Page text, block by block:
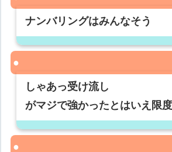
ナンバリングはみんなそう
しゃあっ受け流し
がマジで強かったとはいえ限